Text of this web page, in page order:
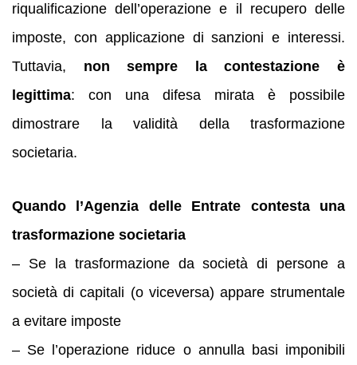
riqualificazione dell’operazione e il recupero delle
imposte, con applicazione di sanzioni e interessi.
Tuttavia, non sempre la contestazione è
legittima: con una difesa mirata è possibile
dimostrare la validità della trasformazione
societaria.
Quando l’Agenzia delle Entrate contesta una
trasformazione societaria
– Se la trasformazione da società di persone a
società di capitali (o viceversa) appare strumentale
a evitare imposte
– Se l’operazione riduce o annulla basi imponibili